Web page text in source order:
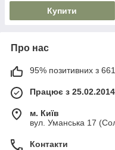
Купити
Про нас
95% позитивних з 661
Працює з 25.02.2014
м. Київ
вул. Уманська 17
Контакти